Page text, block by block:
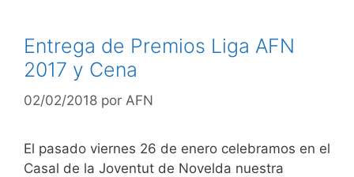
Entrega de Premios Liga AFN
2017 y Cena
02/02/2018 por AFN
El pasado viernes 26 de enero celebramos en el
Casal de la Joventut de Novelda nuestra